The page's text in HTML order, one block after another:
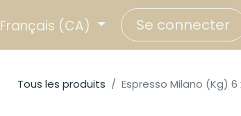
Français (CA) Se connecter
Tous les produits Espresso Milano (Kg)